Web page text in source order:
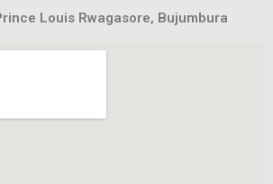
Louis Rwagasore, Bujumbura